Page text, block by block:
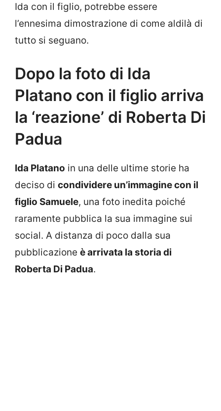
Ida con il figlio, potrebbe essere
l’ennesima dimostrazione di come aldilà di
tutto si seguano.
Dopo la foto di Ida
Platano con il figlio arriva
la ‘reazione’ di Roberta Di
Padua
Ida Platano in una delle ultime storie ha
deciso di condividere un’immagine con il
figlio Samuele, una foto inedita poiché
raramente pubblica la sua immagine sui
social. A distanza di poco dalla sua
pubblicazione è arrivata la storia di
Roberta Di Padua.